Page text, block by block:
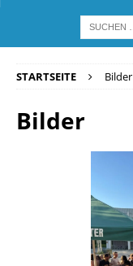
STARTSEITE Bilder
Bilder